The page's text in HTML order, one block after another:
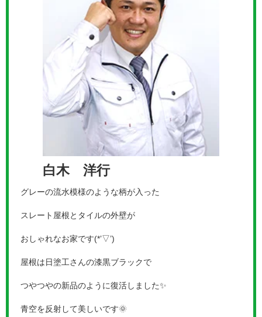
白木 洋行
グレーの流水模様のような柄が入った
スレート屋根とタイルの外壁が
おしゃれなお家です(*’▽’)
屋根は日塗工さんの漆黒ブラックで
つやつやの新品のように復活しました✨
青空を反射して美しいです🌞